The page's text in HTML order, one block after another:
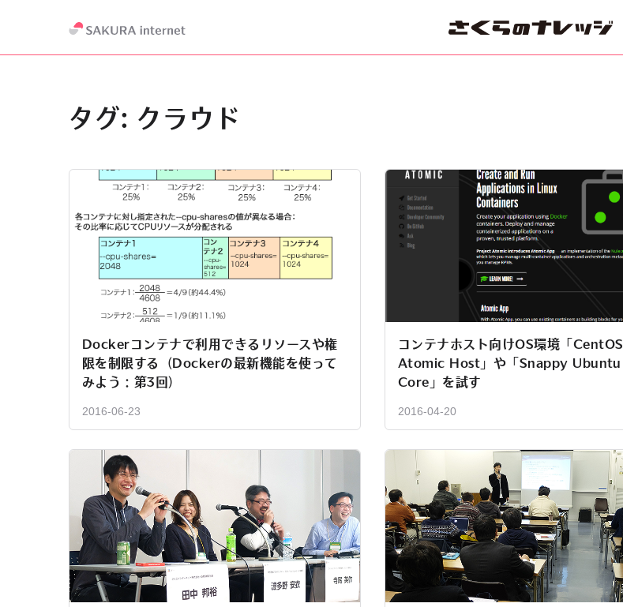
タグ: クラウド
Dockerコンテナで利用できるリソースや権
限を制限する（Dockerの最新機能を使って
みよう：第3回）
2016-06-23
コンテナホスト向けOS環境「CentOS
Atomic Host」や「Snappy Ubuntu
Core」を試す
2016-04-20